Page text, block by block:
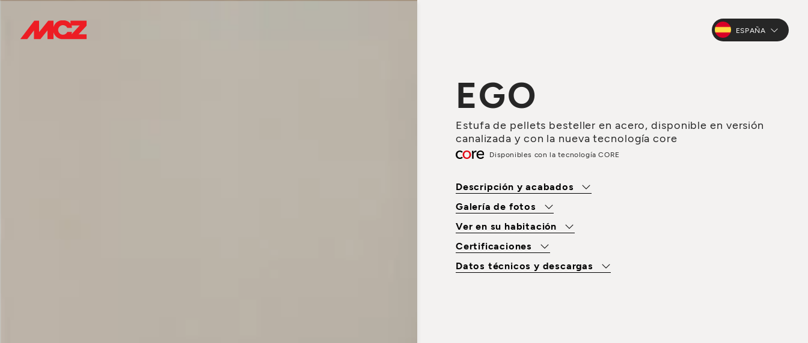
ESPAÑA
EGO
Estufa de pellets besteller en acero, disponible en versión
canalizada y con la nueva tecnología core
Disponibles con la tecnología CORE
Descripción y acabados
Galería de fotos
Ver en su habitación
Certificaciones
Datos técnicos y descargas